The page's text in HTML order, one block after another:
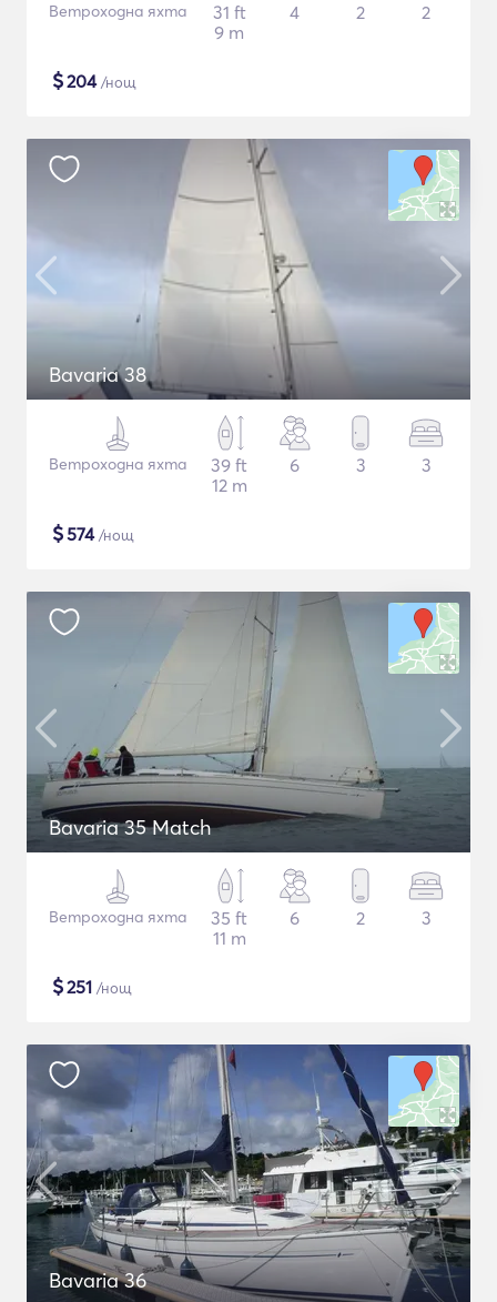
Ветроходна яхта
31 ft
9 m
4 2 2
$204/нощ
Bavaria 38
Ветроходна яхта
39 ft
12 m
6 3 3
$574/нощ
Bavaria 35 Match
Ветроходна яхта
35 ft
11 m
6 2 3
$251 /нощ
Bavaria 36